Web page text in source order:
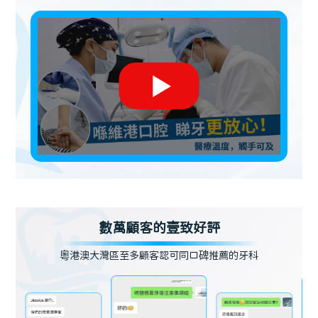
數萬顧客的壹致好評
粵港澳大灣區至多顧客認可同口碑推薦的牙科